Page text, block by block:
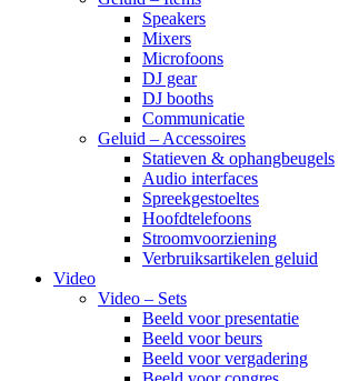
Speakers
Mixers
Microfoons
DJ gear
DJ booths
Communicatie
Geluid – Accessoires
Statieven & ophangbeugels
Audio interfaces
Spreekgestoeltes
Hoofdtelefoons
Stroomvoorziening
Verbruiksartikelen geluid
Video
Video – Sets
Beeld voor presentatie
Beeld voor beurs
Beeld voor vergadering